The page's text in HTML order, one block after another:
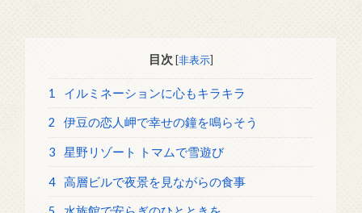
目次 [非表示]
1 イルミネーションに心もキラキラ
2 伊豆の恋人岬で幸せの鐘を鳴らそう
3 星野リゾート トマムで雪遊び
4 高層ビルで夜景を見ながらの食事